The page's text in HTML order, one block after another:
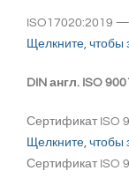
ISO17020:2019
Щелкните, чтобы
DIN англ. ISO 9001
Сертификат ISO
Щелкните, чтобы
Сертификат ISO